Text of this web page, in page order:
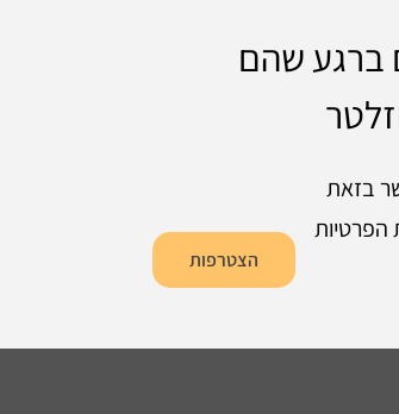
ברגע שהם
בזאת
הפרטיות
הצטרפות